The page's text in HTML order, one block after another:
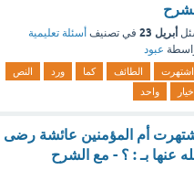
أبريل 23 في تصنيف أسئلة تعليمية
عبود
اشتهرت الطائف كما ورد
النص
خيار
واحد
أم المؤمنين عائشة رضى
عنها بـ : ؟ - مع الشرح